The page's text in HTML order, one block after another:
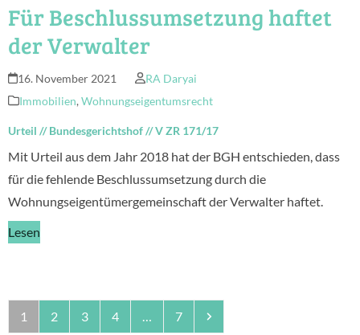
Für Beschlussumsetzung haftet
der Verwalter
16. November 2021
RA Daryai
Immobilien, Wohnungseigentumsrecht
Urteil //Bundesgerichtshof//V ZR 171/17
Mit Urteil aus dem Jahr 2018 hat der BGH entschieden, dass
für die fehlende Beschlussumsetzung durch die
Wohnungseigentümergemeinschaft der Verwalter haftet.
Lesen
Seite
1 Seite
2 Seite
3 Seite
4 Seite
7 Vorwärts